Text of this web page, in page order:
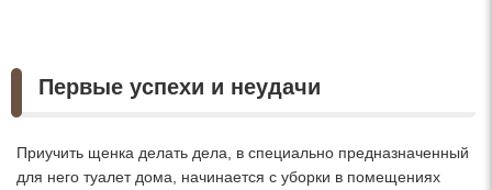
Первые успехи и неудачи
Приучить щенка делать дела, в специально предназначенный
для него туалет дома, начинается с уборки в помещениях